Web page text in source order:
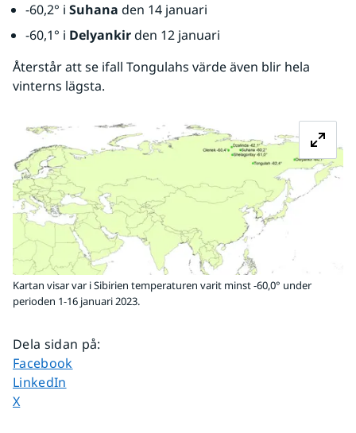
-60,2° i Suhana den 14 januari
-60,1° i Delyankir den 12 januari
Återstår att se ifall Tongulahs värde även blir hela
vinterns lägsta.
Kartan visar var i Sibirien temperaturen varit minst -60,0° under
perioden 1-16 januari 2023.
Dela sidan på:
Dela sidan på
Facebook
Dela sidan på
LinkedIn
Dela sidan på
X